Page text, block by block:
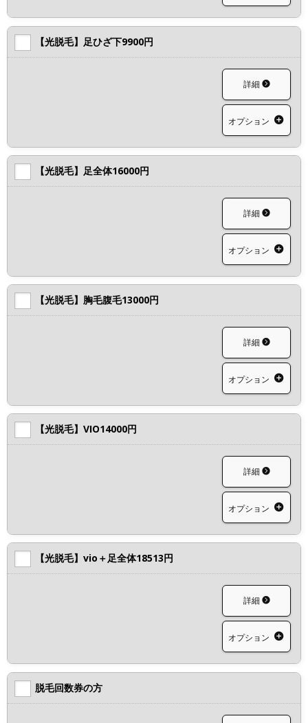
【光脱毛】足ひざ下9900円
詳細
オプション
【光脱毛】足全体16000円
詳細
オプション
【光脱毛】胸毛腹毛13000円
詳細
オプション
【光脱毛】VIO14000円
詳細
オプション
【光脱毛】vio＋足全体18513円
詳細
オプション
脱毛回数券の方